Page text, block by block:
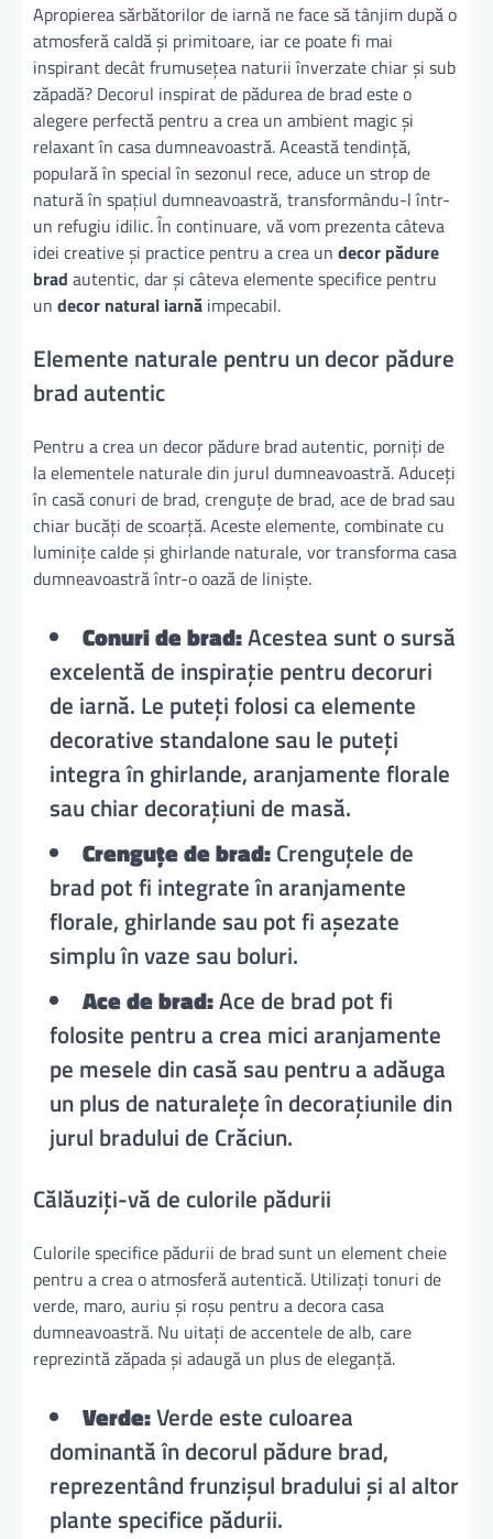
Apropierea sărbătorilor de iarnă ne face să tânjim după o
atmosferă caldă și primitoare, iar ce poate fi mai
inspirant decât frumusețea naturii înverzate chiar și sub
zăpadă? Decorul inspirat de pădurea de brad este o
alegere perfectă pentru a crea un ambient magic și
relaxant în casa dumneavoastră. Această tendință,
populară în special în sezonul rece, aduce un strop de
natură în spațiul dumneavoastră, transformându-l într-
un refugiu idilic. În continuare, vă vom prezenta câteva
idei creative și practice pentru a crea un decor pădure
brad autentic, dar și câteva elemente specifice pentru
un decor natural iarnă impecabil.
Elemente naturale pentru un decor pădure
brad autentic
Pentru a crea un decor pădure brad autentic, porniți de
la elementele naturale din jurul dumneavoastră. Aduceți
în casă conuri de brad, crenguțe de brad, ace de brad sau
chiar bucăți de scoarță. Aceste elemente, combinate cu
luminițe calde și ghirlande naturale, vor transforma casa
dumneavoastră într-o oază de liniște.
Conuri de brad:Acestea sunt o sursă
excelentă de inspirație pentru decoruri
de iarnă. Le puteți folosi ca elemente
decorative standalone sau le puteți
integra în ghirlande, aranjamente florale
sau chiar decorațiuni de masă.
Crenguțe de brad:Crenguțele de
brad pot fi integrate în aranjamente
florale, ghirlande sau pot fi așezate
simplu în vaze sau boluri.
Ace de brad:Ace de brad pot fi
folosite pentru a crea mici aranjamente
pe mesele din casă sau pentru a adăuga
un plus de naturalețe în decorațiunile din
jurul bradului de Crăciun.
Călăuziți-vă de culorile pădurii
Culorile specifice pădurii de brad sunt un element cheie
pentru a crea o atmosferă autentică. Utilizați tonuri de
verde, maro, auriu și roșu pentru a decora casa
dumneavoastră. Nu uitați de accentele de alb, care
reprezintă zăpada și adaugă un plus de eleganță.
Verde:Verde este culoarea
dominantă în decorul pădure brad,
reprezentând frunzișul bradului și al altor
plante specifice pădurii.